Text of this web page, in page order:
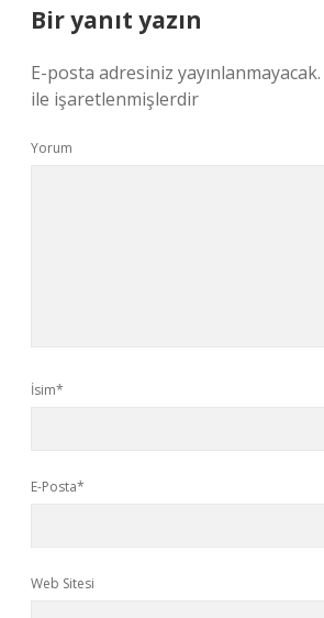
Bir yanıt yazın
E-posta adresiniz yayınlanmayacak.
ile işaretlenmişlerdir
Yorum
İsim*
E-Posta*
Web Sitesi